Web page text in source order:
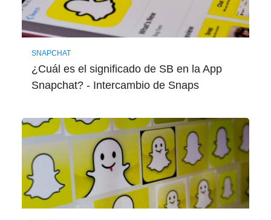
SNAPCHAT
¿Cuál es el significado de SB en la App
Snapchat? - Intercambio de Snaps